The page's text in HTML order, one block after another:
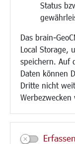
Status
Das brain-
Local Storage,
speichern. Auf
Daten können
Dritte nicht
Bauen/Umwelt/
Bebauungsplanung
Umwelt/Klima/Abfall
Verkehr/Mobilität
Glasfaserausbau
Aktuelle Baustellen
Paddelteich
Kultur/Freizeit/